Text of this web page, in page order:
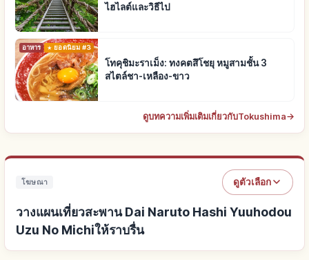
ไฮไลต์และวิธีไป
อาหาร ยอดนิยม #3
โทคุชิมะราเม็ง: ทงคตสึโชยุ หมูสามชั้น 3
สไตล์ชา-เหลือง-ขาว
ดูบทความเพิ่มเติมเกี่ยวกับTokushima→
โฆษณา ดูตัวเลือก
วางแผนเที่ยวสะพาน Dai Naruto Hashi Yuuhodou
Uzu No Michiให้ราบรื่น